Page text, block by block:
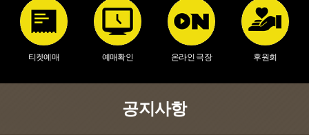
티켓예매 예매확인 온라인 극장 후원회
공지사항